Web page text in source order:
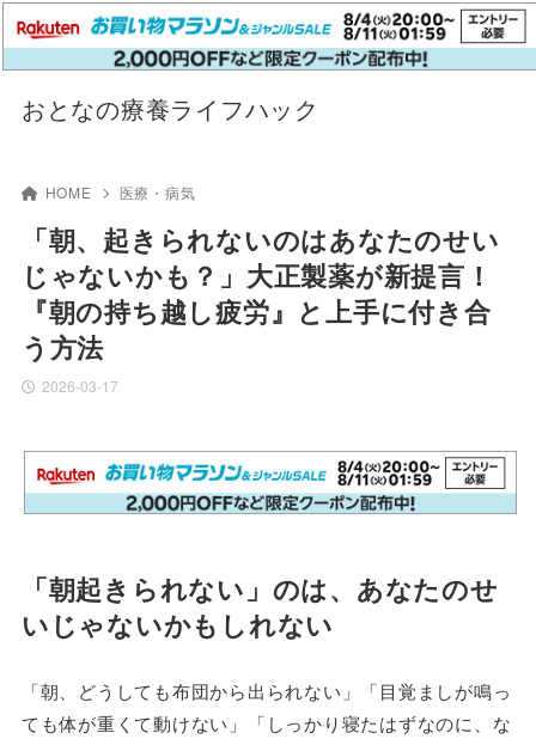
おとなの療養ライフハック
HOME 医療・病気
「朝、起きられないのはあなたのせい
じゃないかも？」大正製薬が新提言！
『朝の持ち越し疲労』と上手に付き合
う方法
2026-03-17
「朝起きられない」のは、あなたのせ
いじゃないかもしれない
「朝、どうしても布団から出られない」「目覚ましが鳴っ
ても体が重くて動けない」「しっかり寝たはずなのに、な